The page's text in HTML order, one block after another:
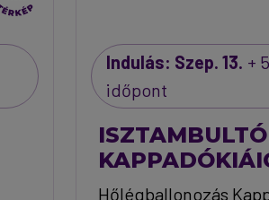
Indulás: Szep. 13. +
időpont
Hőlégballonozás